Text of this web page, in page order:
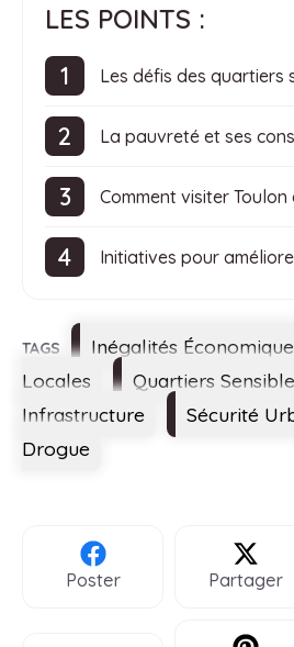
LES POINTS :
Les défis des quartiers
La pauvreté et ses
Comment visiter
Initiatives pour
Étiquettes
Inégalités
Locales
Quartiers
Infrastructure
Sécurité
Drogue
Poster Partager